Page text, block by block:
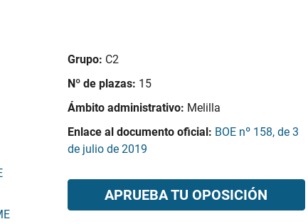
Grupo: C2
Nº de plazas: 15
Ámbito administrativo: Melilla
Enlace al documento oficial: BOE nº 158, de 3
de julio de 2019
APRUEBA TU OPOSICIÓN